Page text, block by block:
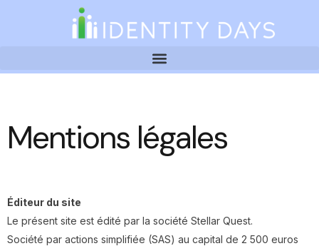
Mentions légales
Éditeur du site
Le présent site est édité par la société Stellar Quest.
Société par actions simplifiée (SAS) au capital de 2 500 euros